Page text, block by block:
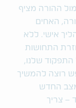
ההורה מציף
האחים
אישי. ללא
התחושות
התפקוד שלנו,
רוצה להמשיך
החדש
– צריך